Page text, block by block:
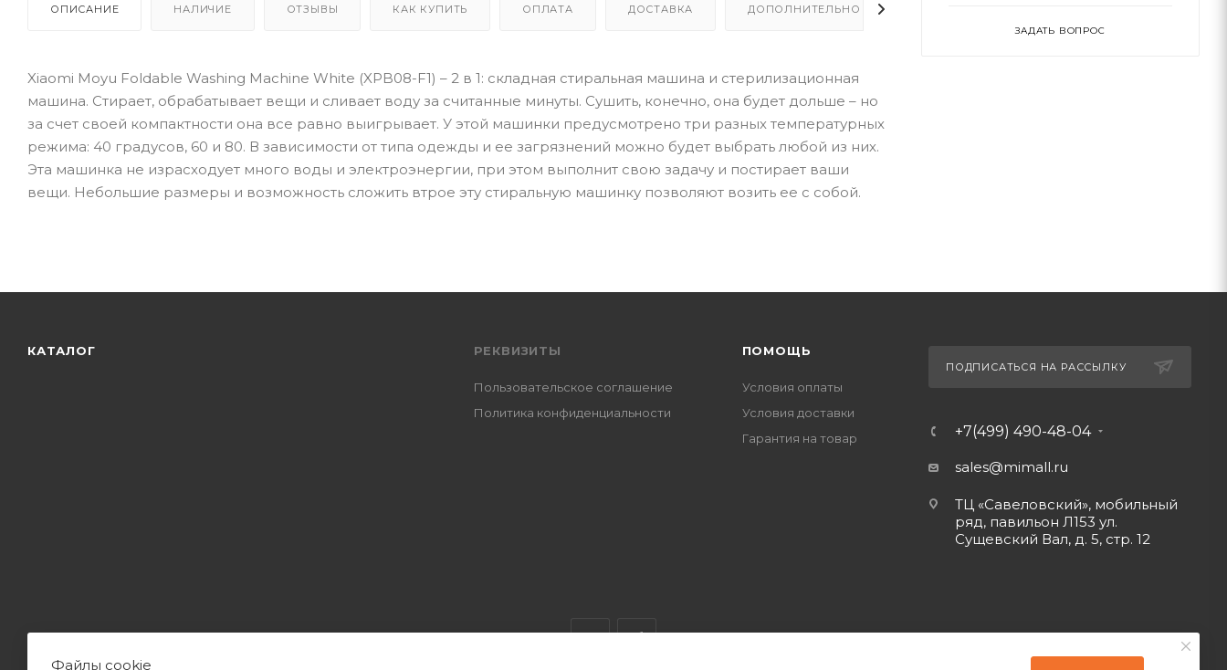
ОПИСАНИЕ НАЛИЧИЕ ОТЗЫВЫ КАК КУПИТЬ ОПЛАТА ДОСТАВКА ДОПОЛНИТЕЛЬНО
Xiaomi Moyu Foldable Washing Machine White (XPB08-F1) – 2 в 1: складная стиральная машина и стерилизационная
машина. Стирает, обрабатывает вещи и сливает воду за считанные минуты. Сушить, конечно, она будет дольше – но
за счет своей компактности она все равно выигрывает. У этой машинки предусмотрено три разных температурных
режима: 40 градусов, 60 и 80. В зависимости от типа одежды и ее загрязнений можно будет выбрать любой из них.
Эта машинка не израсходует много воды и электроэнергии, при этом выполнит свою задачу и постирает ваши
вещи. Небольшие размеры и возможность сложить втрое эту стиральную машинку позволяют возить ее с собой.
ЗАДАТЬ ВОПРОС
КАТАЛОГ РЕКВИЗИТЫ
Пользовательское соглашение
Политика конфиденциальности
ПОМОЩЬ
Условия оплаты
Условия доставки
Гарантия на товар
ПОДПИСАТЬСЯ НА РАССЫЛКУ
+7(499) 490-48-04
sales@mimall.ru
ТЦ «Савеловский», мобильный
ряд, павильон Л153 ул.
Сущевский Вал, д. 5, стр. 12
Файлы cookie